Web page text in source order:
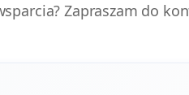
Zapraszam do